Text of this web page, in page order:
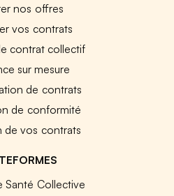
nos offres
vos contrats
contrat collectif
sur mesure
de contrats
de conformité
de vos contrats
Santé Collective